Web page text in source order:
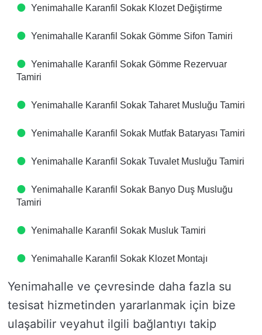
Yenimahalle Karanfil Sokak Klozet Değiştirme
Yenimahalle Karanfil Sokak Gömme Sifon Tamiri
Yenimahalle Karanfil Sokak Gömme Rezervuar
Tamiri
Yenimahalle Karanfil Sokak Taharet Musluğu Tamiri
Yenimahalle Karanfil Sokak Mutfak Bataryası Tamiri
Yenimahalle Karanfil Sokak Tuvalet Musluğu Tamiri
Yenimahalle Karanfil Sokak Banyo Duş Musluğu
Tamiri
Yenimahalle Karanfil Sokak Musluk Tamiri
Yenimahalle Karanfil Sokak Klozet Montajı
Yenimahalle ve çevresinde daha fazla su
tesisat hizmetinden yararlanmak için bize
ulaşabilir veyahut ilgili bağlantıyı takip